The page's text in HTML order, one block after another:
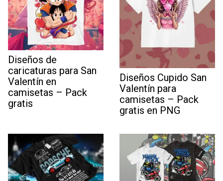
Diseños de
caricaturas para San
Valentín en
camisetas – Pack
gratis
Diseños Cupido San
Valentín para
camisetas – Pack
gratis en PNG